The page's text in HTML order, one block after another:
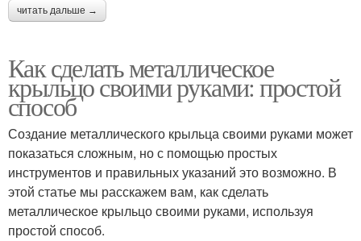
читать дальше →
Как сделать металлическое
крыльцо своими руками: простой
способ
Создание металлического крыльца своими руками может
показаться сложным, но с помощью простых
инструментов и правильных указаний это возможно. В
этой статье мы расскажем вам, как сделать
металлическое крыльцо своими руками, используя
простой способ.